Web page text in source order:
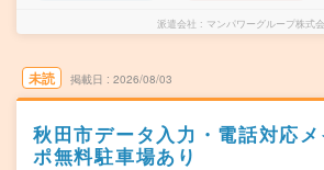
派遣会社 マンパワーグループ株式
未読 掲載日 2026/08/03
秋田市データ入力・電話対応
ポ無料駐車場あり